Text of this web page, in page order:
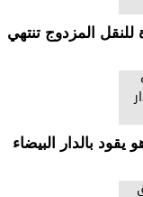
المزدوج تنتهي
بالدار البيضاء